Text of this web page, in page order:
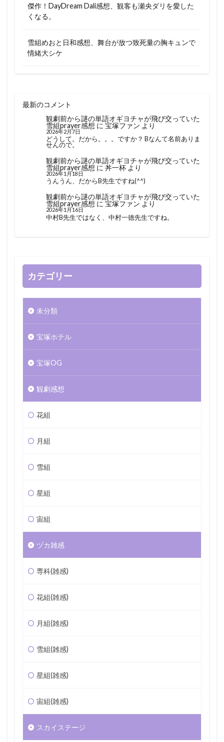
傑作！DayDream Dali感想、観客も瀬央ダリを愛した
くなる。
雪組めおと日和感想、舞台が放つ致死量の胸キュンで
情緒大シケ
最新のコメント
観劇前から謎の単語オギヨチャが飛び交っていた
雪組prayer感想 に 宝塚ファン より
2026年2月7日
どうして。だから。。。ですか？ Bなんて名前ありま
せんので。
観劇前から謎の単語オギヨチャが飛び交っていた
雪組prayer感想 に 丼一杯より
2026年1月18日
うんうん、だからB先生ですね(^^)
観劇前から謎の単語オギヨチャが飛び交っていた
雪組prayer感想 に 宝塚ファン より
2026年1月16日
中村B先生ではなく、中村一徳先生ですね。
カテゴリー
未分類
宝塚ホテル
宝塚OG
観劇感想
花組
月組
雪組
星組
宙組
ヅカ雑感
専科(雑感)
花組(雑感)
月組(雑感)
雪組(雑感)
星組(雑感)
宙組(雑感)
スカイステージ